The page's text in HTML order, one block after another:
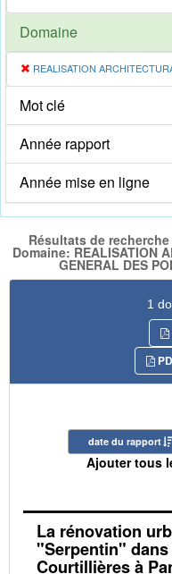
Domaine
REALISATION
Mot clé
Année rapport
Année mise en ligne
Résultats de recherche
Domaine: REALISATION
GENERAL DES
1
date du rapport
Ajouter tous
La rénovation
"Serpentin"
Courtillières à